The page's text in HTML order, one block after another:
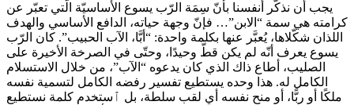
يجب أن نذكّر أنفسنا بأنّ سِمَة الرّب يسوع الأساسيّة الّتي تعبّر عن
كرامته هي سمة “الابن”… فإنّ وجهة حياته، الدافع الأساسي والهدف
اللذان شكّلاها، يُعبَّر عنها بكلمة واحدة: “أبَّا، الآب الحبيب”. كان الرّب
يسوع يعرف أنّه لم يكن قطّ وحيدًا، وحتّى في الصرخة الأخيرة على
الصليب، أطاع ذاك الذي كان يدعوه “الآب”، من خلال الاستسلام
الكامل له. هذا وحده يستطيع تفسير رفضه الكامل لتسمية نفسه
ملكًا أو ربًّا، أو منح نفسه أي لقب سلطة، بل ٱستخدم كلمة نستطيع